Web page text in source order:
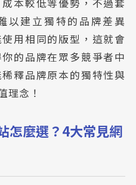
本較低等優勢，不過套
以建立獨特的品牌差異
用相同的版型，這就會
的品牌在眾多競爭者中
釋品牌原本的獨特性與
理念！
怎麼選？4大常見網